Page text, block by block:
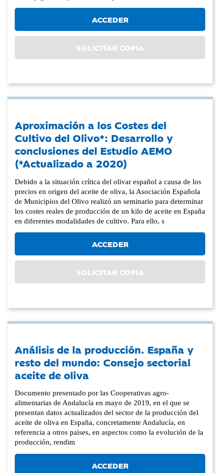
ACCEDER
SOLICITAR COPIA
Aproximación a los Costes del
Cultivo del Olivo*: Desarrollo y
conclusiones del Estudio AEMO
(*Actualizado a 2020)
Debido a la situación crítica del olivar español a causa de los
precios en origen del aceite de oliva, la Asociación Española
de Municipios del Olivo realizó un seminario para determinar
los costes reales de producción de un kilo de aceite en España
en diferentes modalidades de cultivo. Para ello, s
ACCEDER
SOLICITAR COPIA
Análisis de la producción. España y
resto del mundo: Consejo sectorial
aceite de oliva
Documento presentado por las Cooperativas agro-
alimentarias de Andalucía en mayo de 2019, en el que se
presentan datos actualizados del sector de la producción del
aceite de oliva en España, concretamente Andalucía, en
referencia a otros paises, en aspectos como la evolución de la
producción, rendim
ACCEDER